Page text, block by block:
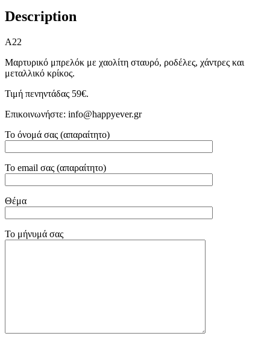
Description
A22
Μαρτυρικό μπρελόκ με χαολίτη σταυρό, ροδέλες, χάντρες και
μεταλλικό κρίκος.
Τιμή πενηντάδας 59€.
Επικοινωνήστε: info@happyever.gr
Το όνομά σας (απαραίτητο)
Το email σας (απαραίτητο)
Θέμα
Το μήνυμά σας